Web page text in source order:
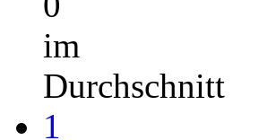
im
Durchschnitt
1